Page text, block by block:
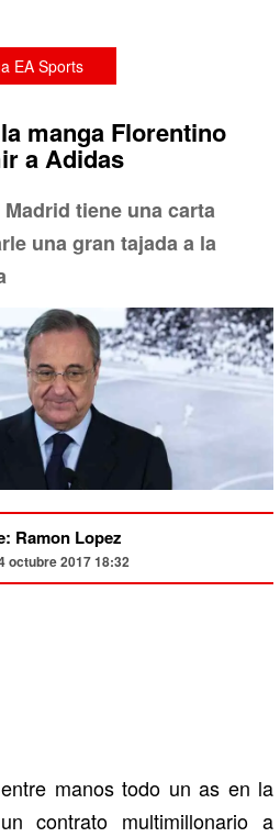
EA Sports
manga Florentino
a Adidas
tiene una carta
una gran tajada a la
Ramon Lopez
octubre 2017 18:32
manos todo un as en la
contrato multimillonario a